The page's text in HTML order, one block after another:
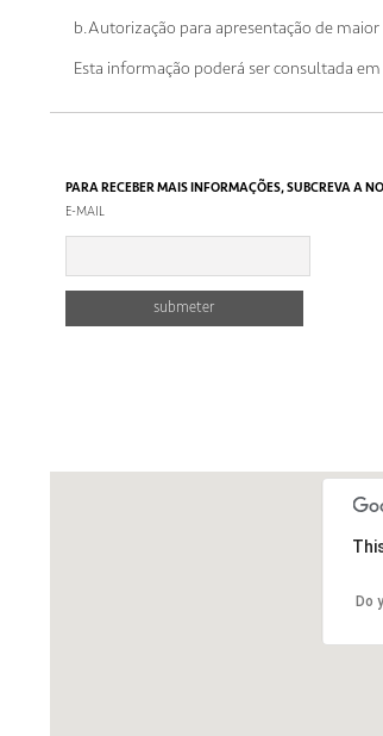
b.Autorização para apresentação de
Esta informação poderá ser consultada
PARA RECEBER MAIS INFORMAÇÕES, SUBCREVA A
E-MAIL
Do